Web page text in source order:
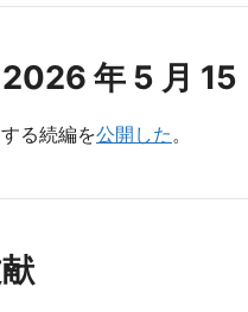
年 5 月 15
る続編を公開した 。